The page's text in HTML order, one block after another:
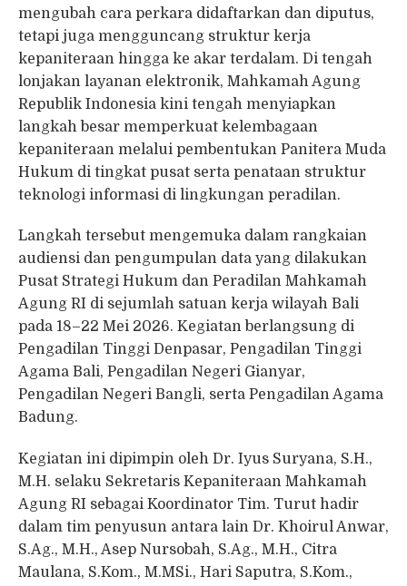
mengubah cara perkara didaftarkan dan diputus,
tetapi juga mengguncang struktur kerja
kepaniteraan hingga ke akar terdalam. Di tengah
lonjakan layanan elektronik, Mahkamah Agung
Republik Indonesia kini tengah menyiapkan
langkah besar memperkuat kelembagaan
kepaniteraan melalui pembentukan Panitera Muda
Hukum di tingkat pusat serta penataan struktur
teknologi informasi di lingkungan peradilan.
Langkah tersebut mengemuka dalam rangkaian
audiensi dan pengumpulan data yang dilakukan
Pusat Strategi Hukum dan Peradilan Mahkamah
Agung RI di sejumlah satuan kerja wilayah Bali
pada 18–22 Mei 2026. Kegiatan berlangsung di
Pengadilan Tinggi Denpasar, Pengadilan Tinggi
Agama Bali, Pengadilan Negeri Gianyar,
Pengadilan Negeri Bangli, serta Pengadilan Agama
Badung.
Kegiatan ini dipimpin oleh Dr. Iyus Suryana, S.H.,
M.H. selaku Sekretaris Kepaniteraan Mahkamah
Agung RI sebagai Koordinator Tim. Turut hadir
dalam tim penyusun antara lain Dr. Khoirul Anwar,
S.Ag., M.H., Asep Nursobah, S.Ag., M.H., Citra
Maulana, S.Kom., M.MSi., Hari Saputra, S.Kom.,